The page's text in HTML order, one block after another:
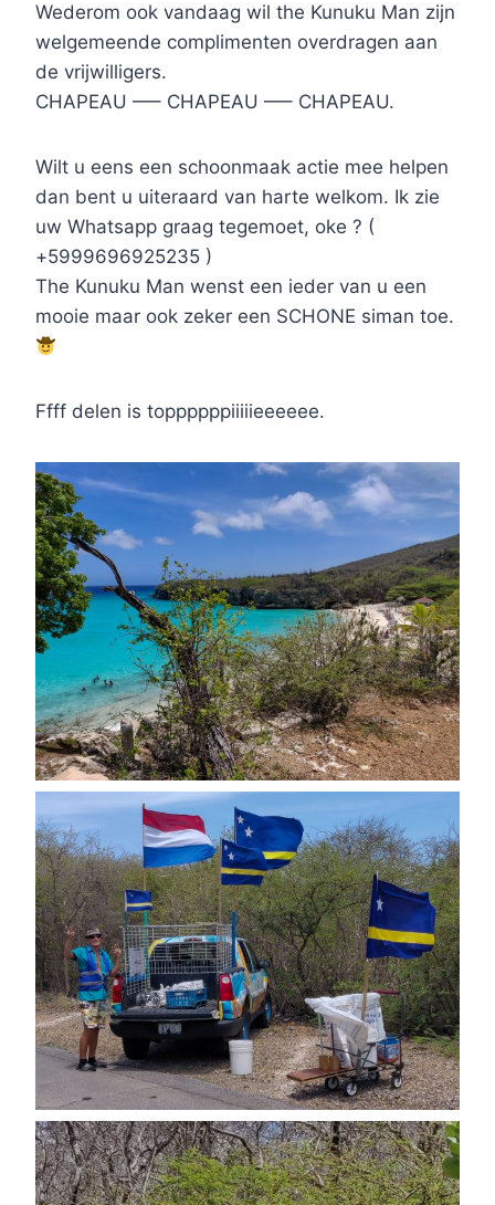
Wederom ook vandaag wil the Kunuku Man zijn
welgemeende complimenten overdragen aan
de vrijwilligers.
CHAPEAU —– CHAPEAU —– CHAPEAU.
Wilt u eens een schoonmaak actie mee helpen
dan bent u uiteraard van harte welkom. Ik zie
uw Whatsapp graag tegemoet, oke ? (
+5999696925235 )
The Kunuku Man wenst een ieder van u een
mooie maar ook zeker een SCHONE siman toe.
Ffff delen is toppppppiiiiieeeeee.